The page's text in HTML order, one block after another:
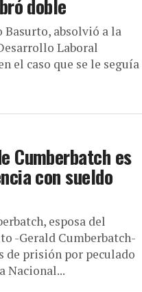
doble
Basurto, absolvió a la
Laboral
el caso que se le seguía
Cumberbatch es
con sueldo
esposa del
-Gerald Cumberbatch-
de prisión por peculado
Nacional...